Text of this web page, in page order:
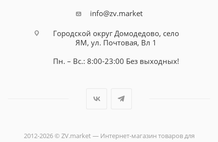
info@zv.market
Городской округ Домодедово, село
ЯМ, ул. Почтовая, Вл 1
Пн. – Вс.: 8:00-23:00 Без выходных!
2012-2026 © ZV.market — Интернет-магазин товаров для